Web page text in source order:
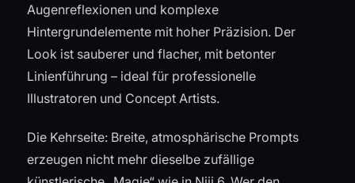
Augenreflexionen und komplexe
Hintergrundelemente mit hoher Präzision. Der
Look ist sauberer und flacher, mit betonter
Linienführung – ideal für professionelle
Illustratoren und Concept Artists.
Die Kehrseite: Breite, atmosphärische Prompts
erzeugen nicht mehr dieselbe zufällige